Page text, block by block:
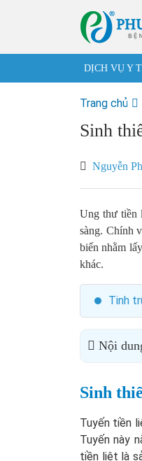
DỊCH VỤ Y
Trang chủ
Sinh
Nguyễn
Ung thư tiền
sàng. Chính
biến nhằm
khác.
Tinh
Nội
Sinh
Tuyến tiền
Tuyến này
tiền liệt là